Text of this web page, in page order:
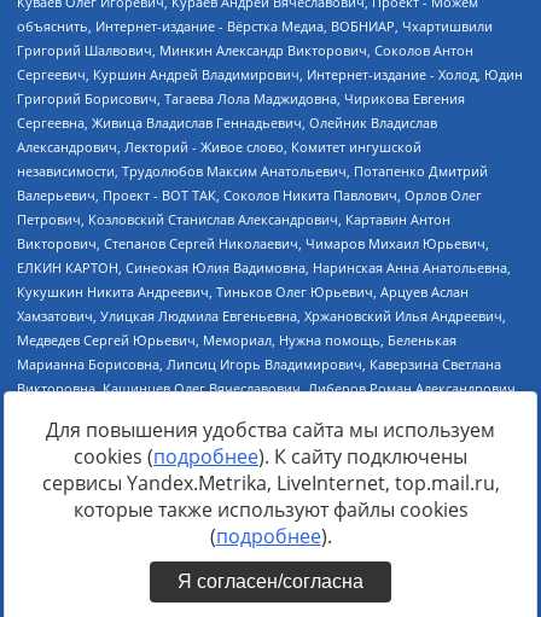
Источник:https://minjust.gov.ru/uploaded/files/reestr-
inostrannyih-agentov-22-03-2024.pdfданные на22.03.2024
Для повышения удобства сайта мы используем
cookies (подробнее). К сайту подключены
сервисы Yandex.Metrika, LiveInternet, top.mail.ru,
которые также используют файлы cookies
(подробнее).
Я согласен/согласна